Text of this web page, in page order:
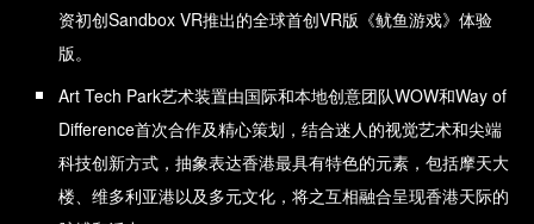
资初创Sandbox VR推出的全球首创VR版《鱿鱼游戏》体验
版。
Art Tech Park艺术装置由国际和本地创意团队WOW和Way of
Difference首次合作及精心策划，结合迷人的视觉艺术和尖端
科技创新方式，抽象表达香港最具有特色的元素，包括摩天大
楼、维多利亚港以及多元文化，将之互相融合呈现香港天际的